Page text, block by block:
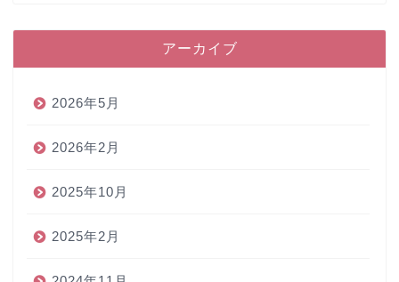
アーカイブ
2026年5月
2026年2月
2025年10月
2025年2月